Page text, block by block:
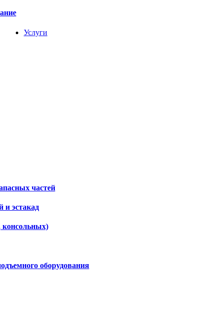
Услуги
частей
и эстакад
консольных)
оборудования